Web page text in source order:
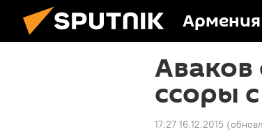
Армения
ссоры
17:27 16.12.2015